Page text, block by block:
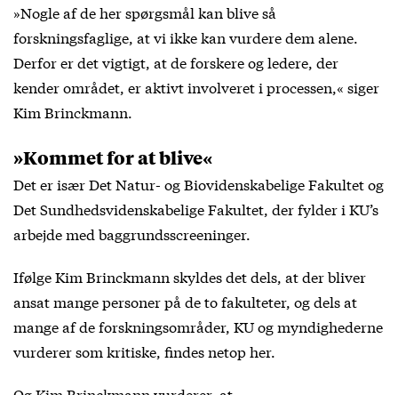
»Nogle af de her spørgsmål kan blive så
forskningsfaglige, at vi ikke kan vurdere dem alene.
Derfor er det vigtigt, at de forskere og ledere, der
kender området, er aktivt involveret i processen,« siger
Kim Brinckmann.
»Kommet for at blive«
Det er især Det Natur- og Biovidenskabelige Fakultet og
Det Sundhedsvidenskabelige Fakultet, der fylder i KU’s
arbejde med baggrundsscreeninger.
Ifølge Kim Brinckmann skyldes det dels, at der bliver
ansat mange personer på de to fakulteter, og dels at
mange af de forskningsområder, KU og myndighederne
vurderer som kritiske, findes netop her.